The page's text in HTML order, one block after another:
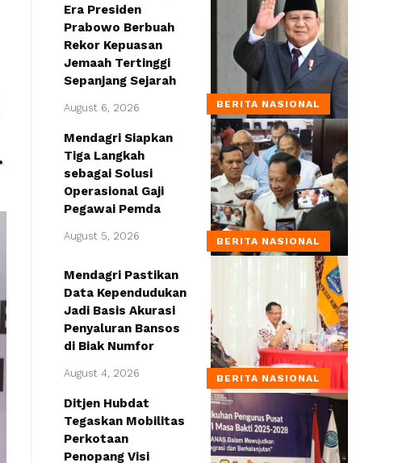
BERITA NASIONAL
Era Presiden
Prabowo Berbuah
Rekor Kepuasan
Jemaah Tertinggi
Sepanjang Sejarah
August 6, 2026
BERITA NASIONAL
Mendagri Siapkan
Tiga Langkah
sebagai Solusi
Operasional Gaji
Pegawai Pemda
August 5, 2026
BERITA NASIONAL
Mendagri Pastikan
Data Kependudukan
Jadi Basis Akurasi
Penyaluran Bansos
di Biak Numfor
August 4, 2026
Ditjen Hubdat
Tegaskan Mobilitas
Perkotaan
Penopang Visi